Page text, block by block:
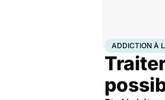
AccueilSanté
ADDICTION À